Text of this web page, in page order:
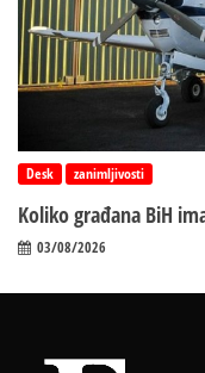
Desk zanimljivosti
Koliko građana BiH
03/08/2026